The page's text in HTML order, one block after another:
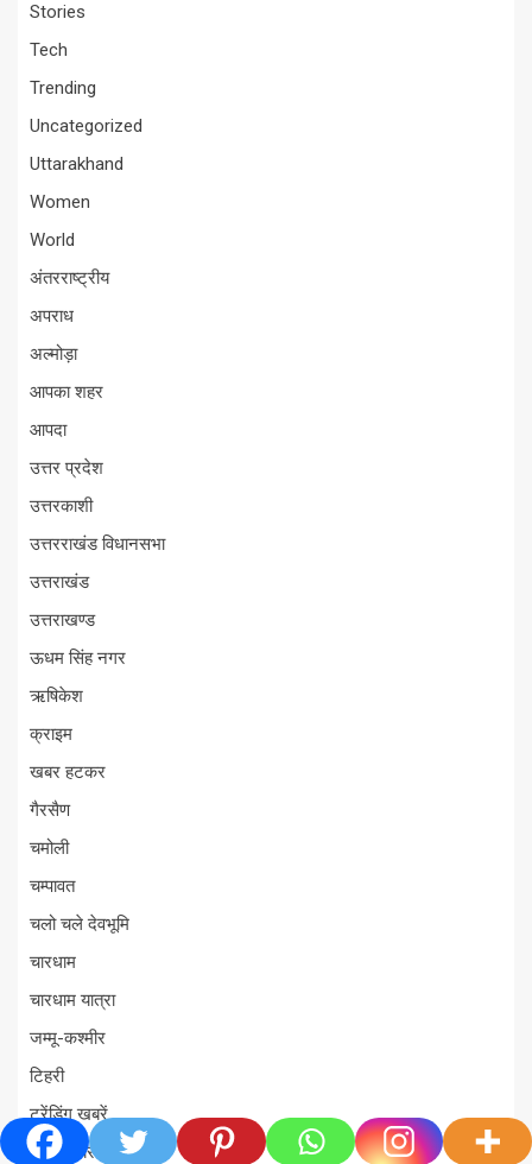
Stories
Tech
Trending
Uncategorized
Uttarakhand
Women
World
अंतरराष्ट्रीय
अपराध
अल्मोड़ा
आपका शहर
आपदा
उत्तर प्रदेश
उत्तरकाशी
उत्तरराखंड विधानसभा
उत्तराखंड
उत्तराखण्ड
ऊधम सिंह नगर
ऋषिकेश
क्राइम
खबर हटकर
गैरसैण
चमोली
चम्पावत
चलो चले देवभूमि
चारधाम
चारधाम यात्रा
जम्मू-कश्मीर
टिहरी
ट्रेंडिंग खबरें
ताज़ा ख़बर